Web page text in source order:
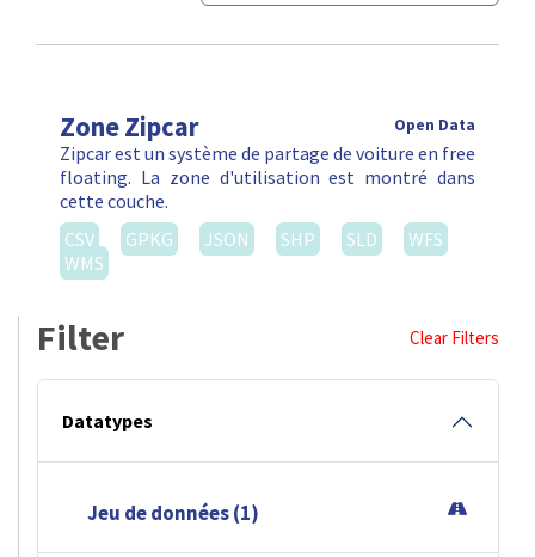
Zone Zipcar Open Data
Zipcar est un système de partage de voiture en free
floating. La zone d'utilisation est montré dans
cette couche.
CSV
GPKG JSON SHP SLD
WFS
WMS
Filter Clear Filters
Datatypes
Jeu de données (1)